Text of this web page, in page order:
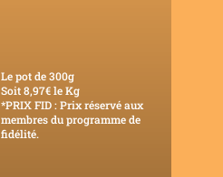
Le pot de 300g
Soit 8,97€ le Kg
*PRIX FID : Prix réservé aux
membres du programme de
fidélité.